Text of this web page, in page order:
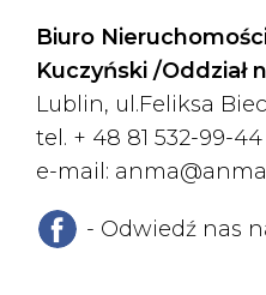
Biuro
Kuczyński /Oddział
Lublin, ul.Feliksa
tel. + 48 81 532-99-44
e-mail:
- Odwiedź nas